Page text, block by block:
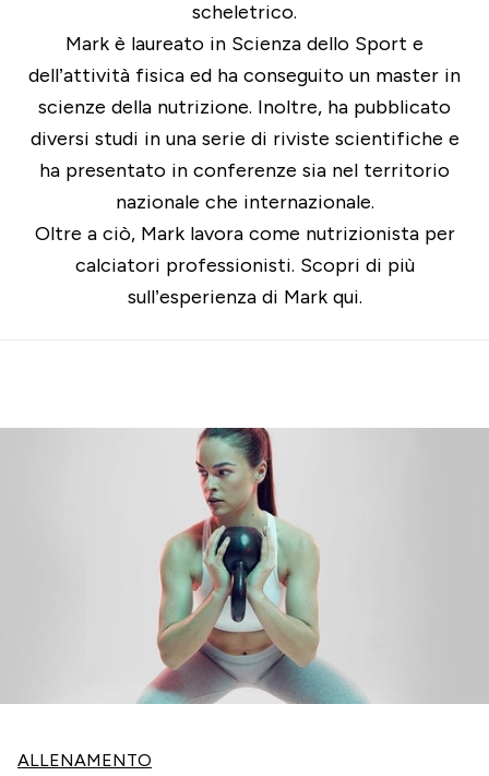
scheletrico.
Mark è laureato in Scienza dello Sport e
dell’attività fisica ed ha conseguito un master in
scienze della nutrizione. Inoltre, ha pubblicato
diversi studi in una serie di riviste scientifiche e
ha presentato in conferenze sia nel territorio
nazionale che internazionale.
Oltre a ciò, Mark lavora come nutrizionista per
calciatori professionisti. Scopri di più
sull’esperienza di Mark qui.
ALLENAMENTO